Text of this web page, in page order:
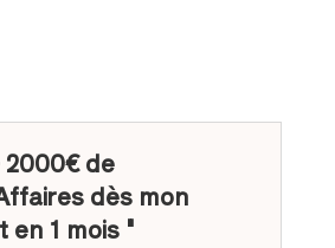
de
dès mon
1 mois "